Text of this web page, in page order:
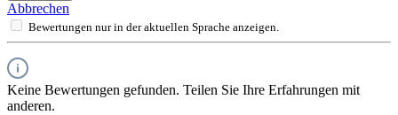
Abbrechen
Bewertungen nur in der aktuellen Sprache anzeigen.
Keine Bewertungen gefunden. Teilen Sie Ihre Erfahrungen mit
anderen.